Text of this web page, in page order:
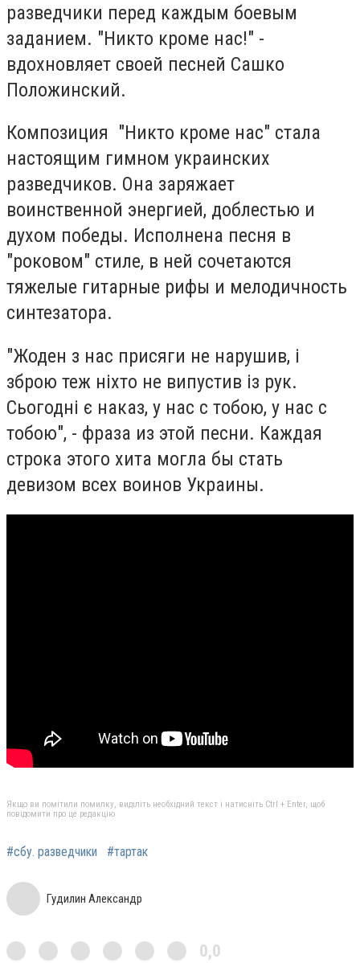
разведчики перед каждым боевым
заданием. "Никто кроме нас!" -
вдохновляет своей песней Сашко
Положинский.
Композиция "Никто кроме нас" стала
настоящим гимном украинских
разведчиков. Она заряжает
воинственной энергией, доблестью и
духом победы. Исполнена песня в
"роковом" стиле, в ней сочетаются
тяжелые гитарные рифы и мелодичность
синтезатора.
"Жоден з нас присяги не нарушив, і
зброю теж ніхто не випустив із рук.
Сьогодні є наказ, у нас с тобою, у нас с
тобою", - фраза из этой песни. Каждая
строка этого хита могла бы стать
девизом всех воинов Украины.
Якщо ви помітили помилку, виділіть необхідний текст і натисніть Ctrl + Enter, щоб
повідомити про це редакцію
#сбу. разведчики #тартак
Гудилин Александр
0,0